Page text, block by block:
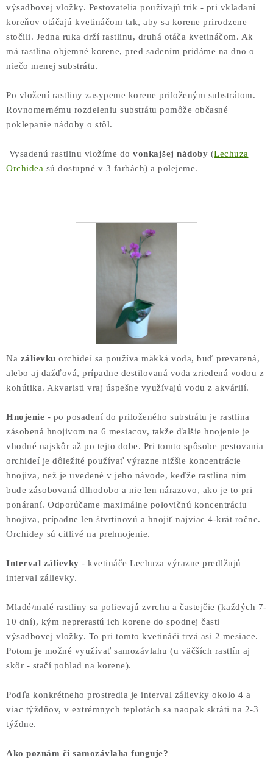
výsadbovej vložky. Pestovatelia používajú trik - pri vkladaní
koreňov otáčajú kvetináčom tak, aby sa korene prirodzene
stočili. Jedna ruka drží rastlinu, druhá otáča kvetináčom. Ak
má rastlina objemné korene, pred sadením pridáme na dno o
niečo menej substrátu.
Po vložení rastliny zasypeme korene priloženým substrátom.
Rovnomernému rozdeleniu substrátu pomôže občasné
poklepanie nádoby o stôl.
Vysadenú rastlinu vložíme do vonkajšej nádoby (Lechuza
Orchidea sú dostupné v 3 farbách) a polejeme.
Na zálievku orchideí sa používa mäkká voda, buď prevarená,
alebo aj dažďová, prípadne destilovaná voda zriedená vodou z
kohútika. Akvaristi vraj úspešne využívajú vodu z akváriií.
Hnojenie - po posadení do priloženého substrátu je rastlina
zásobená hnojivom na 6 mesiacov, takže ďalšie hnojenie je
vhodné najskôr až po tejto dobe. Pri tomto spôsobe pestovania
orchideí je dôležité používať výrazne nižšie koncentrácie
hnojiva, než je uvedené v jeho návode, keďže rastlina ním
bude zásobovaná dlhodobo a nie len nárazovo, ako je to pri
ponáraní. Odporúčame maximálne polovičnú koncentráciu
hnojiva, prípadne len štvrtinovú a hnojiť najviac 4-krát ročne.
Orchidey sú citlivé na prehnojenie.
Interval zálievky - kvetináče Lechuza výrazne predlžujú
interval zálievky.
Mladé/malé rastliny sa polievajú zvrchu a častejčie (každých 7-
10 dní), kým neprerastú ich korene do spodnej časti
výsadbovej vložky. To pri tomto kvetináči trvá asi 2 mesiace.
Potom je možné využívať samozávlahu (u väčších rastlín aj
skôr - stačí pohlad na korene).
Podľa konkrétneho prostredia je interval zálievky okolo 4 a
viac týždňov, v extrémnych teplotách sa naopak skráti na 2-3
týždne.
Ako poznám či samozávlaha funguje?